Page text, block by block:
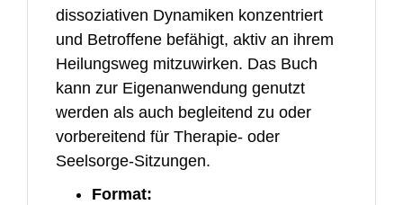
dissoziativen Dynamiken konzentriert
und Betroffene befähigt, aktiv an ihrem
Heilungsweg mitzuwirken. Das Buch
kann zur Eigenanwendung genutzt
werden als auch begleitend zu oder
vorbereitend für Therapie- oder
Seelsorge-Sitzungen.
Format: